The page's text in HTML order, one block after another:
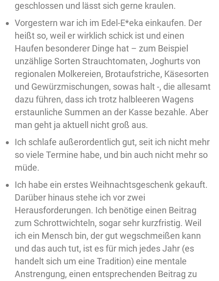
geschlossen und lässt sich gerne kraulen.
Vorgestern war ich im Edel-E*eka einkaufen. Der
heißt so, weil er wirklich schick ist und einen
Haufen besonderer Dinge hat – zum Beispiel
unzählige Sorten Strauchtomaten, Joghurts von
regionalen Molkereien, Brotaufstriche, Käsesorten
und Gewürzmischungen, sowas halt -, die allesamt
dazu führen, dass ich trotz halbleeren Wagens
erstaunliche Summen an der Kasse bezahle. Aber
man geht ja aktuell nicht groß aus.
Ich schlafe außerordentlich gut, seit ich nicht mehr
so viele Termine habe, und bin auch nicht mehr so
müde.
Ich habe ein erstes Weihnachtsgeschenk gekauft.
Darüber hinaus stehe ich vor zwei
Herausforderungen. Ich benötige einen Beitrag
zum Schrottwichteln, sogar sehr kurzfristig. Weil
ich ein Mensch bin, der gut wegschmeißen kann
und das auch tut, ist es für mich jedes Jahr (es
handelt sich um eine Tradition) eine mentale
Anstrengung, einen entsprechenden Beitrag zu